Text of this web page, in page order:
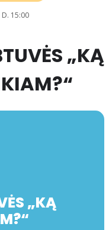
D. 15:00
„KĄ
„KĄ